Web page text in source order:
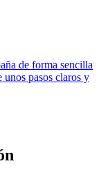
de forma sencilla
unos pasos claros y